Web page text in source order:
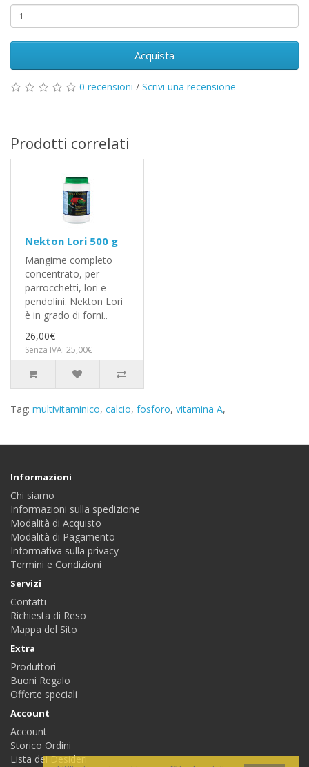
Acquista
0 recensioni / Scrivi una recensione
Prodotti correlati
Nekton Lori 500 g
Mangime completo
concentrato, per
parrocchetti, lori e
pendolini. Nekton Lori
è in grado di forni..
26,00€
Senza IVA: 25,00€
Tag: multivitaminico, calcio, fosforo, vitamina A,
Informazioni
Chi siamo
Informazioni sulla spedizione
Modalità di Acquisto
Modalità di Pagamento
Informativa sulla privacy
Termini e Condizioni
Servizi
Contatti
Richiesta di Reso
Mappa del Sito
Extra
Produttori
Buoni Regalo
Offerte speciali
Account
Account
Storico Ordini
Lista dei Desideri